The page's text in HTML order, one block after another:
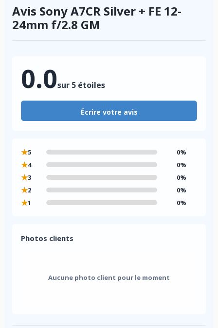
Avis Sony A7CR Silver + FE 12-
24mm f/2.8 GM
0.0sur 5 étoiles
Écrire votre avis
★5 0%
★4 0%
★3 0%
★2 0%
★1 0%
Photos clients
Aucune photo client pour le moment